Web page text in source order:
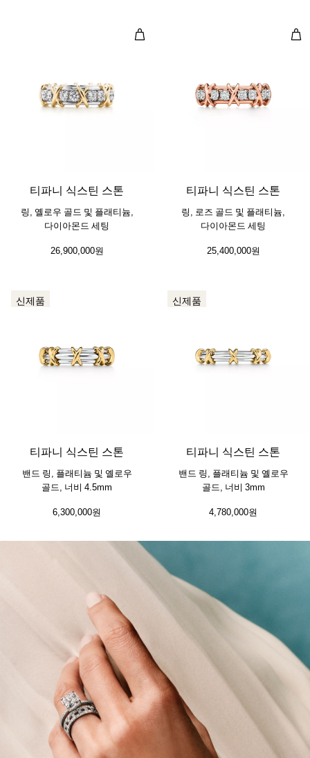
링, 옐로우 골드 및 플래티늄, 다이
티파니 식스틴 스톤
링, 옐로우 골드 및 플래티늄,
다이아몬드 세팅
26,900,000원
링,
티파니 식스틴 스톤
링, 로즈 골드 및 플래티늄,
다이아몬드 세팅
25,400,000원
신제품
티파니 식스틴 스톤
밴드 링, 플래티늄 및 옐로우
골드, 너비 4.5mm
6,300,000원
신제품
티파니 식스틴 스톤
밴드 링, 플래티늄 및 옐로우
골드, 너비 3mm
4,780,000원